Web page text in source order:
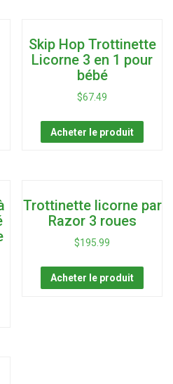
Skip Hop Trottinette
Licorne 3 en 1 pour
bébé
$67.49
Acheter le produit
Trottinette licorne par
Razor 3 roues
$195.99
Acheter le produit